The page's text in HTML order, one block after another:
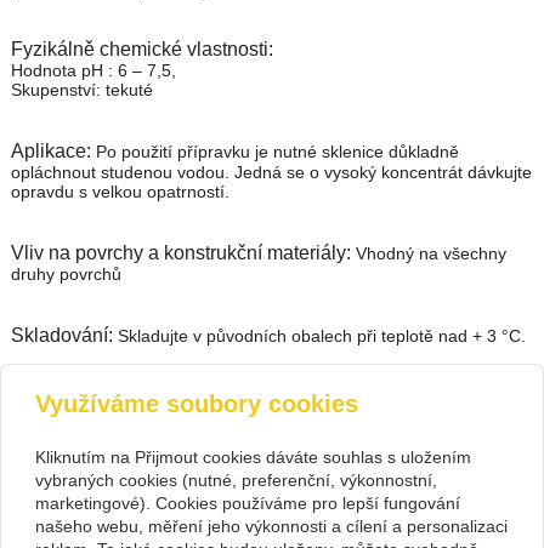
Fyzikálně chemické vlastnosti:
Hodnota pH : 6 – 7,5,
Skupenství: tekuté
Aplikace: Po použití přípravku je nutné sklenice důkladně
opláchnout studenou vodou. Jedná se o vysoký koncentrát dávkujte
opravdu s velkou opatrností.
Vliv na povrchy a konstrukční materiály: Vhodný na všechny
druhy povrchů
Skladování: Skladujte v původních obalech při teplotě nad + 3 °C.
zpět
Kontakt
PIVOVARIUM.CZ s.r.o.
Na Cihlářce 2766/22 , Praha 5
+420 734 846 489
+420 603 807 831
Využíváme soubory cookies
Kliknutím na Přijmout cookies dáváte souhlas s uložením
vybraných cookies (nutné, preferenční, výkonnostní,
marketingové). Cookies používáme pro lepší fungování
našeho webu, měření jeho výkonnosti a cílení a personalizaci